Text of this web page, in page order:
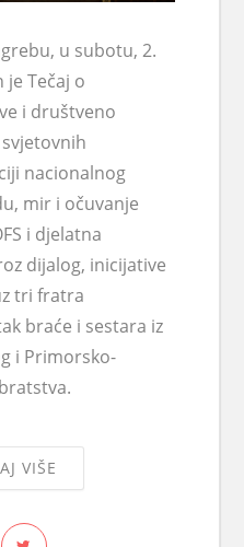
u subotu, 2.
je Tečaj o
i društveno
nacionalnog
mir i očuvanje
i djelatna
dijalog, inicijative
tri fratra
braće i sestara iz
i Primorsko-
VIŠE